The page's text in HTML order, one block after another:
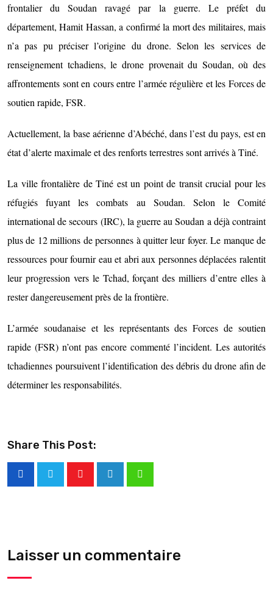
frontalier du Soudan ravagé par la guerre. Le préfet du
département, Hamit Hassan, a confirmé la mort des militaires, mais
n’a pas pu préciser l’origine du drone. Selon les services de
renseignement tchadiens, le drone provenait du Soudan, où des
affrontements sont en cours entre l’armée régulière et les Forces de
soutien rapide, FSR.
Actuellement, la base aérienne d’Abéché, dans l’est du pays, est en
état d’alerte maximale et des renforts terrestres sont arrivés à Tiné.
La ville frontalière de Tiné est un point de transit crucial pour les
réfugiés fuyant les combats au Soudan. Selon le Comité
international de secours (IRC), la guerre au Soudan a déjà contraint
plus de 12 millions de personnes à quitter leur foyer. Le manque de
ressources pour fournir eau et abri aux personnes déplacées ralentit
leur progression vers le Tchad, forçant des milliers d’entre elles à
rester dangereusement près de la frontière.
L’armée soudanaise et les représentants des Forces de soutien
rapide (FSR) n’ont pas encore commenté l’incident. Les autorités
tchadiennes poursuivent l’identification des débris du drone afin de
déterminer les responsabilités.
Share This Post:
Laisser un commentaire